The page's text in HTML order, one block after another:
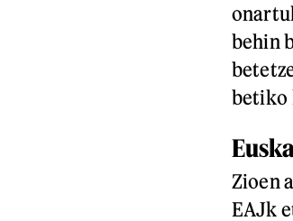
behin
betiko
Zioen
EAJk